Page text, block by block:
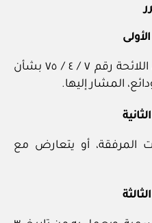
تجرى التعديلات المرفقة على اللائحة رقم ٧ / ٤ / ٧٥ بشأن
المشار إليها.
المرفقة، أو يتعارض مع